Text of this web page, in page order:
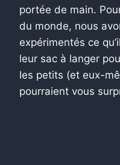
portée de main.
du monde, nous
expérimentés ce
leur sac à langer
les petits (et eux-
pourraient vous